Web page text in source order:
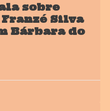
sobre
Silva
Bárbara do